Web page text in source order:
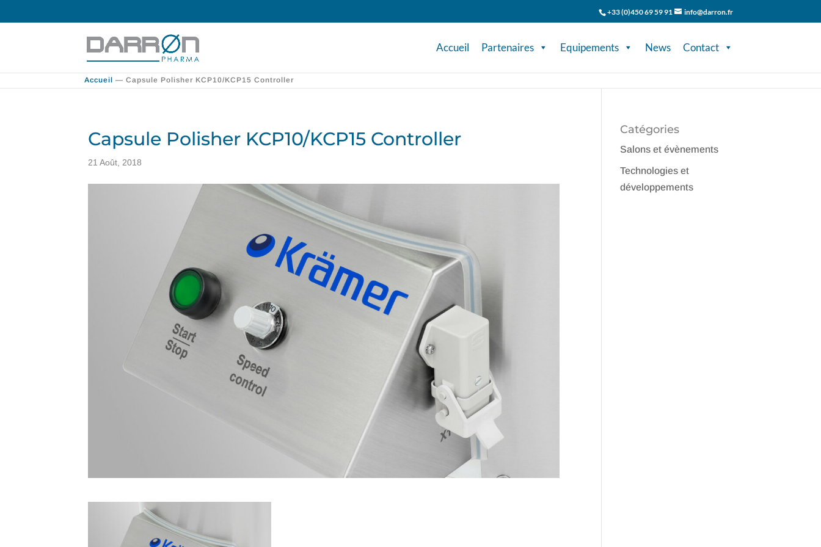
+33 (0)450 69 59 91 info@darron.fr
Accueil Partenaires Equipements News Contact
Accueil — Capsule Polisher KCP10/KCP15 Controller
Capsule Polisher KCP10/KCP15 Controller
21 Août, 2018
Catégories
Salons et évènements
Technologies et
développements